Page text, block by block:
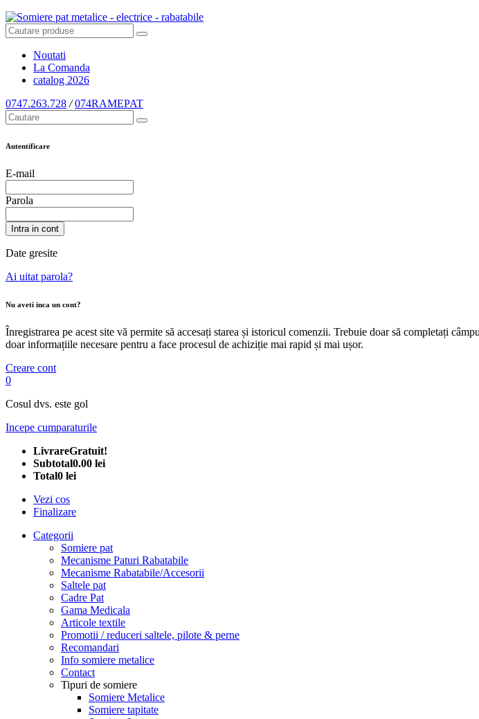
Noutati
La Comanda
catalog 2026
0747.263.728 / 074RAMEPAT
Autentificare
E-mail
Parola
Intra in cont
Date gresite
Ai uitat parola?
Nu aveti inca un cont?
Înregistrarea pe acest site vă permite să accesați starea și istoricul comenzii. Trebuie doar să completați
doar informațiile necesare pentru a face procesul de achiziție mai rapid și mai ușor.
Creare cont
0
Cosul dvs. este gol
Incepe cumparaturile
LivrareGratuit!
Subtotal0.00 lei
Total0 lei
Vezi cos
Finalizare
Categorii
Somiere pat
Mecanisme Paturi Rabatabile
Mecanisme Rabatabile/Accesorii
Saltele pat
Cadre Pat
Gama Medicala
Articole textile
Promotii / reduceri saltele, pilote & perne
Recomandari
Info somiere metalice
Contact
Tipuri de somiere
Somiere Metalice
Somiere tapitate